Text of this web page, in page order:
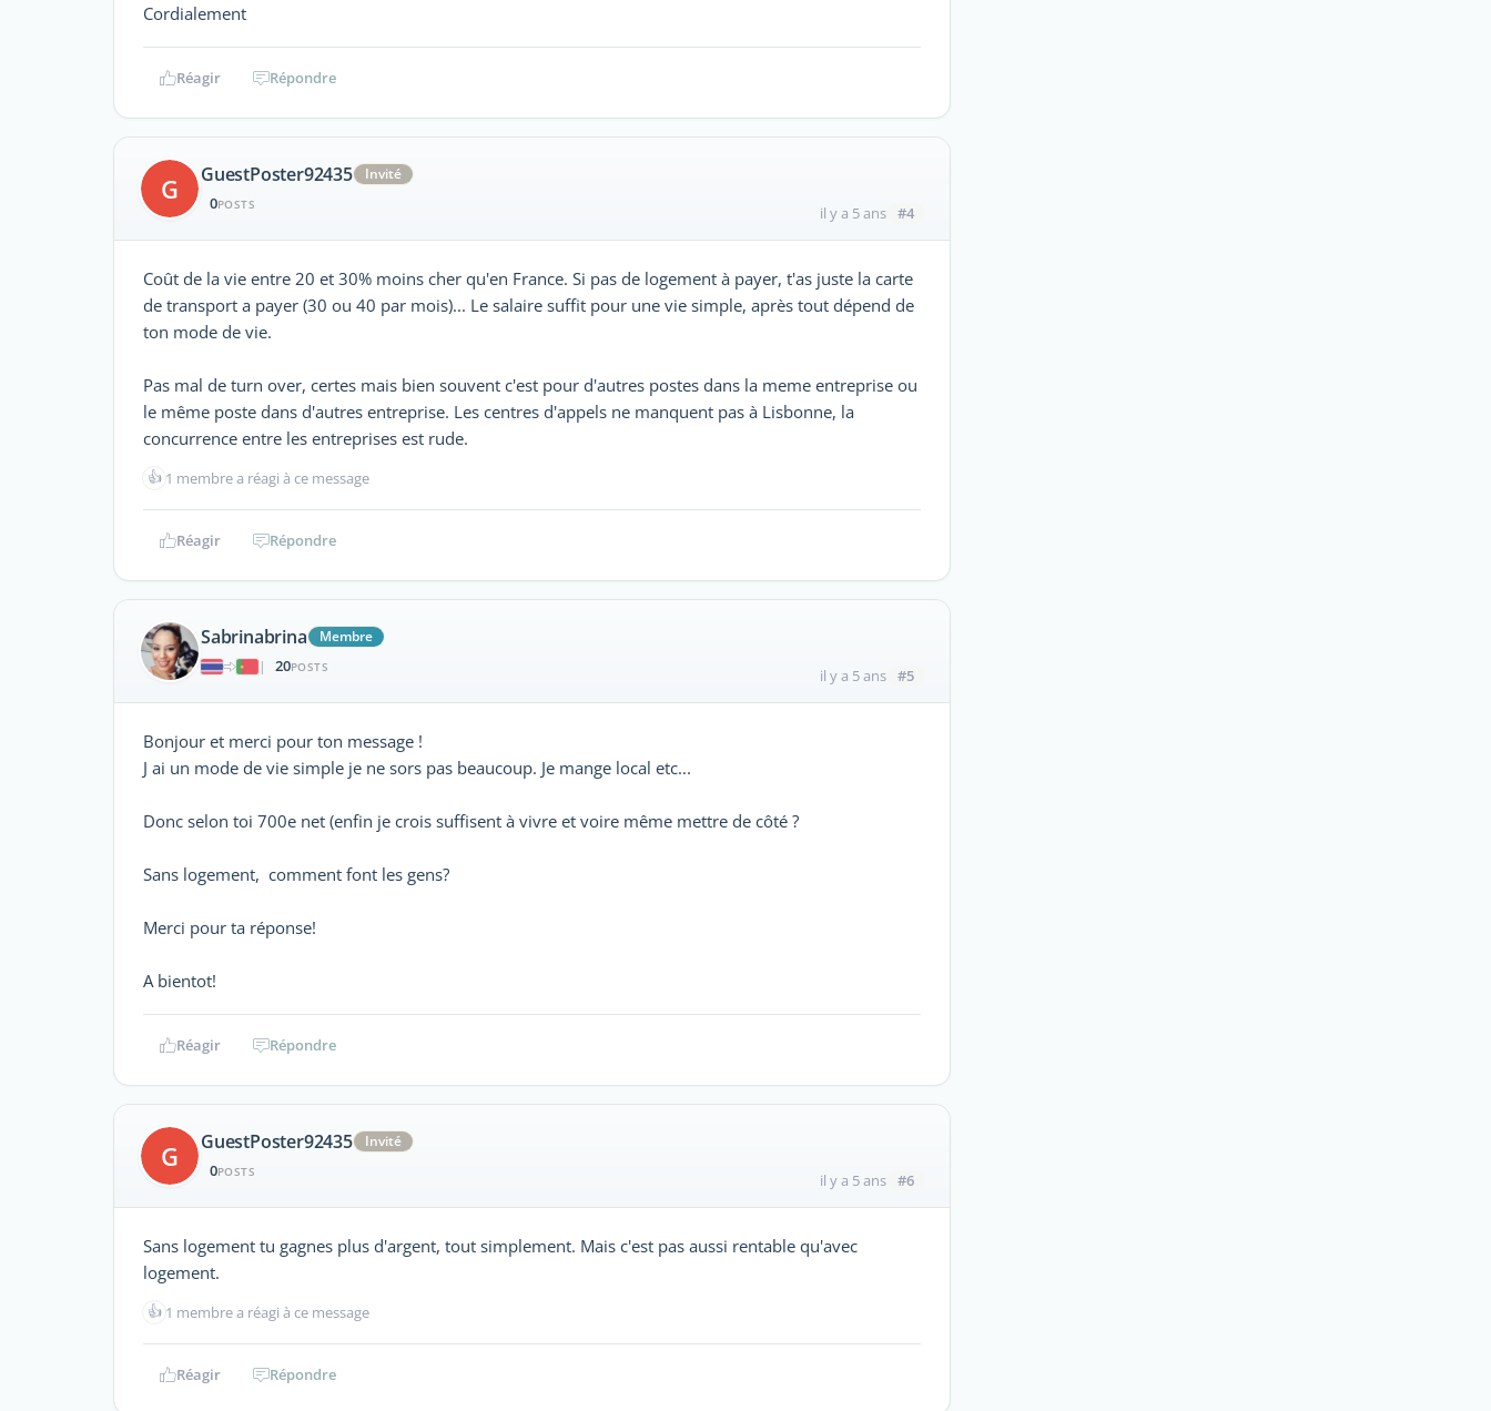
Cordialement
Réagir Répondre
G GuestPoster92435 Invité
0POSTS il y a 5 ans #4
Coût de la vie entre 20 et 30% moins cher qu'en France. Si pas de logement à payer, t'as juste la carte
de transport a payer (30 ou 40 par mois)... Le salaire suffit pour une vie simple, après tout dépend de
ton mode de vie.
Pas mal de turn over, certes mais bien souvent c'est pour d'autres postes dans la meme entreprise ou
le même poste dans d'autres entreprise. Les centres d'appels ne manquent pas à Lisbonne, la
concurrence entre les entreprises est rude.
👍 1 membre a réagi à ce message
Réagir Répondre
Sabrinabrina
Membre
|
20POSTS il y a 5 ans #5
Bonjour et merci pour ton message !
J ai un mode de vie simple je ne sors pas beaucoup. Je mange local etc...
Donc selon toi 700e net (enfin je crois suffisent à vivre et voire même mettre de côté ?
Sans logement, comment font les gens?
Merci pour ta réponse!
A bientot!
Réagir Répondre
G GuestPoster92435 Invité
0POSTS il y a 5 ans #6
Sans logement tu gagnes plus d'argent, tout simplement. Mais c'est pas aussi rentable qu'avec
logement.
👍 1 membre a réagi à ce message
Réagir Répondre